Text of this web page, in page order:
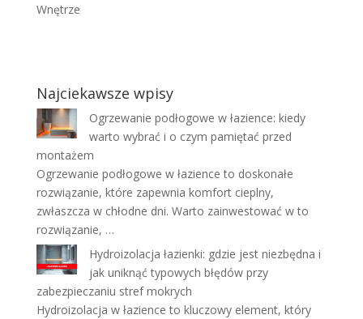
Wnętrze
Najciekawsze wpisy
Ogrzewanie podłogowe w łazience: kiedy
warto wybrać i o czym pamiętać przed
montażem
Ogrzewanie podłogowe w łazience to doskonałe
rozwiązanie, które zapewnia komfort cieplny,
zwłaszcza w chłodne dni. Warto zainwestować w to
rozwiązanie, …
Hydroizolacja łazienki: gdzie jest niezbędna i
jak uniknąć typowych błędów przy
zabezpieczaniu stref mokrych
Hydroizolacja w łazience to kluczowy element, który